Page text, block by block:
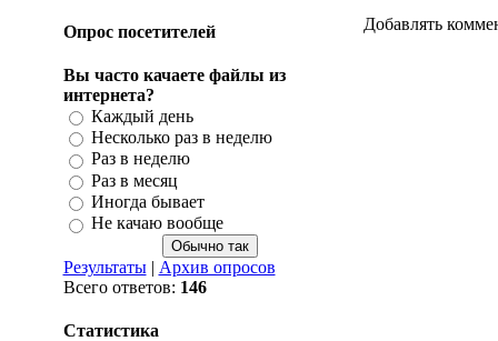
Опрос посетителей
Вы часто качаете файлы из
интернета?
Каждый день
Несколько раз в неделю
Раз в неделю
Раз в месяц
Иногда бывает
Не качаю вообще
Результаты| Архив опросов
Всего ответов: 146
Статистика
Добавлять